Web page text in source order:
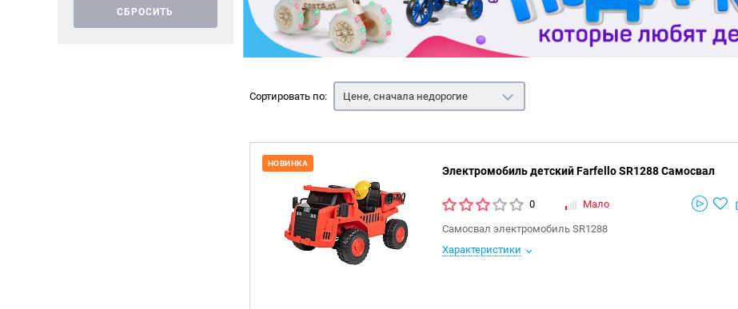
Сортировать по: Цене, сначала недорогие
НОВИНКА
Электромобиль детский Farfello SR1288 Самосвал
0 Мало
Самосвал электромобиль SR1288
Характеристики